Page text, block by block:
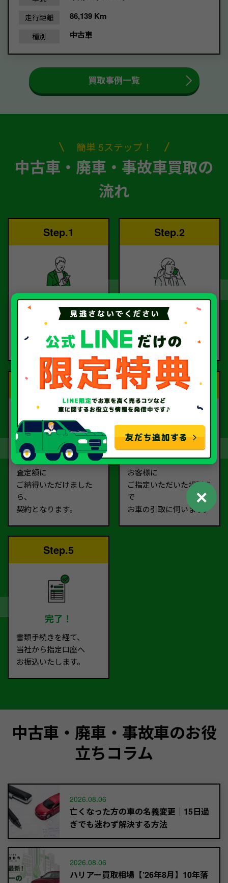
走行距離 86,139 Km
種別 中古車
買取事例一覧
簡単 5ステップ！
中古車・廃車・事故車買取の
流れ
Step.1
ご依頼
お電話または査定フォー
ご依頼ください。
Step.2
査定
査定のプロが
お電話で回答いたしま
す。
Step.3
契約
査定額に
ご納得いただけました
ら、
契約となります。
Step.4
お引取り
お客様に
ご指定いただいた場所ま
で
お車の引取に伺います。
Step.5
完了！
書類手続きを経て、
当社から指定口座へ
お振込いたします。
中古車・廃車・事故車のお役
立ちコラム
2026.08.06
亡くなった方の車の名義変更｜15日過
ぎでも迷わず解決する方法
2026.08.06
ハリアー買取相場【’26年8月】10年落
✕